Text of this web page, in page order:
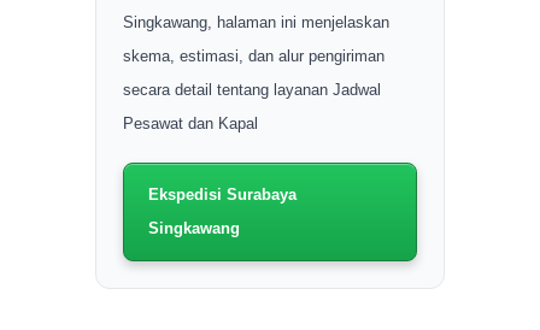
Singkawang, halaman ini menjelaskan
skema, estimasi, dan alur pengiriman
secara detail tentang layanan Jadwal
Pesawat dan Kapal
Ekspedisi Surabaya
Singkawang